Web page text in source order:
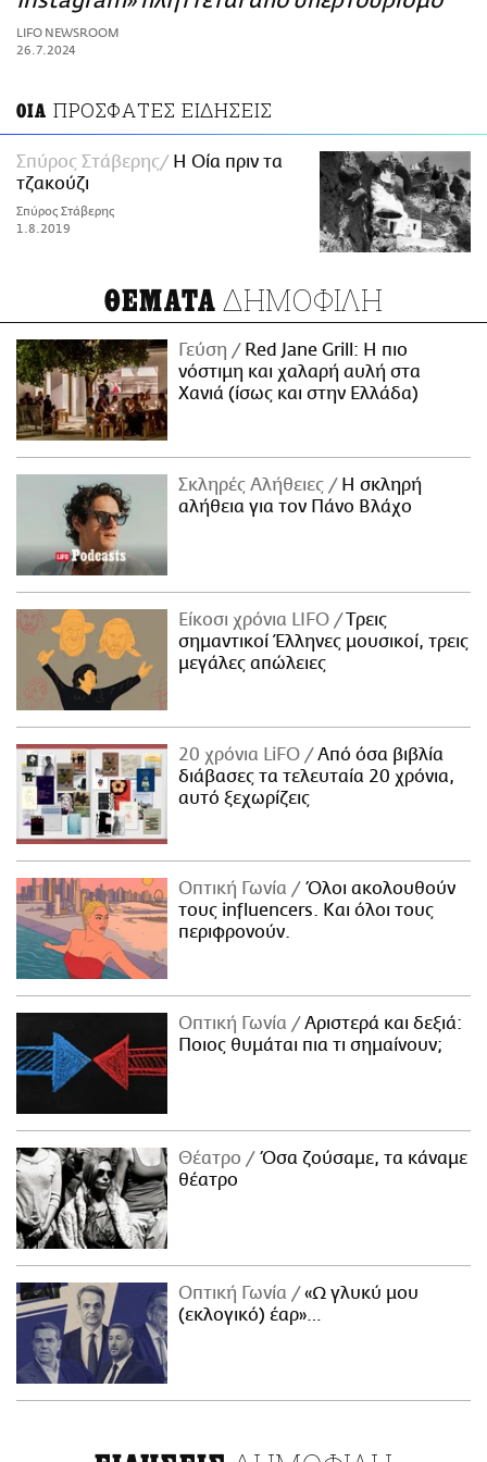
ΑΜΠΑ
PRINT
LIFO NEWSROOM
26.7.2024
ΟΙΑ ΠΡΟΣΦΑΤΕΣ ΕΙΔΗΣΕΙΣ
Σπύρος Στάβερης
Η Οία πριν τα
τζακούζι
Σπύρος Στάβερης
1.8.2019
ΘΕΜΑΤΑ ΔΗΜΟΦΙΛΗ
Γεύση
Red Jane Grill: Η πιο
νόστιμη και χαλαρή αυλή στα
Χανιά (ίσως και στην Ελλάδα)
Σκληρές Αλήθειες
H σκληρή
αλήθεια για τον Πάνο Βλάχο
Είκοσι χρόνια LIFO
Tρεις
σημαντικοί Έλληνες μουσικοί, τρεις
μεγάλες απώλειες
20 χρόνια LiFO
Από όσα βιβλία
διάβασες τα τελευταία 20 χρόνια,
αυτό ξεχωρίζεις
Οπτική Γωνία
Όλοι ακολουθούν
τους influencers. Και όλοι τους
περιφρονούν.
Οπτική Γωνία
Αριστερά και δεξιά:
Ποιος θυμάται πια τι σημαίνουν;
Θέατρο
Όσα ζούσαμε, τα κάναμε
θέατρο
Οπτική Γωνία
«Ω γλυκύ μου
(εκλογικό) έαρ»…